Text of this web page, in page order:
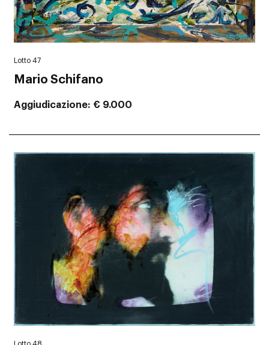
Lotto 47
Mario Schifano
Aggiudicazione € 9.000